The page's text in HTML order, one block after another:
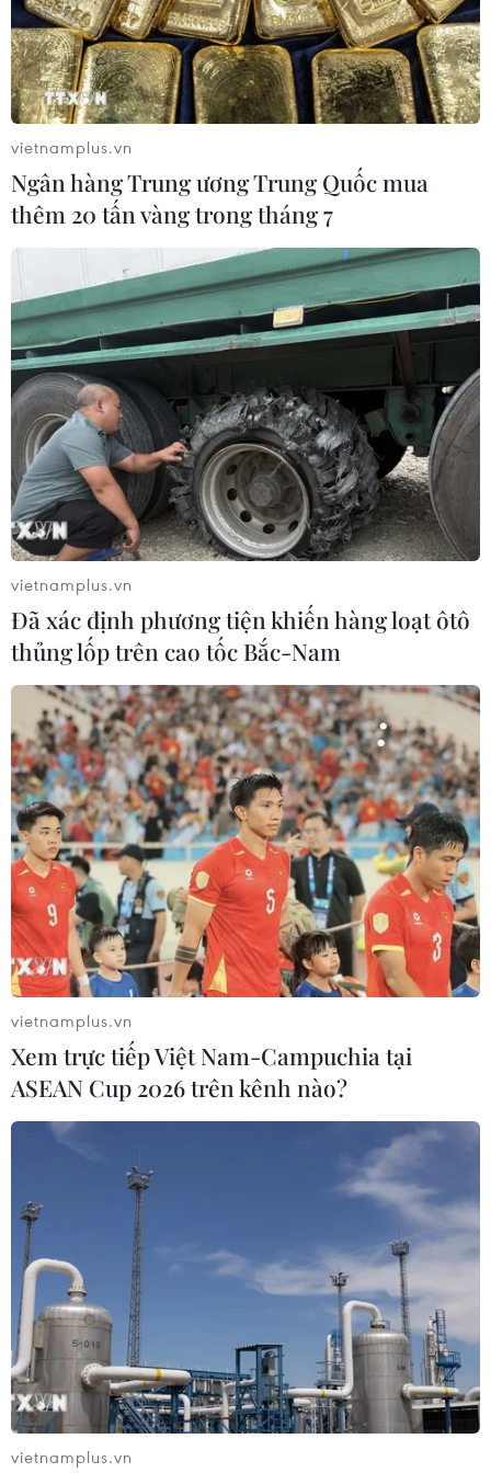
Lãnh đạo Mỹ-Hàn Quốc-Nhật Bản sẽ gặp
nhau bên lề hội nghị G7
14/05/2023 10:22
Tại cuộc gặp ba bên Mỹ-Hàn Quốc-Nhật Bản, các lãnh
đạo dự kiến thảo luận các biện pháp hợp tác chiến
lược trong ứng phó với mối đe dọa hạt nhân, khủng
hoảng năng lượng và các thách thức chung khác.
Lãnh đạo Mỹ, Nhật Bản dự kiến hội đàm
trước thềm hội nghị G7
15/05/2023 03:41
Tổng thống Biden và Thủ tướng Kishida dự kiến sẽ
khẳng định sự bền chặt của liên minh an ninh Mỹ-Nhật
Bản, thảo luận các vấn đề liên quan đến Ấn Độ Dương-
Thái Bình Dương.
vietnamplus.vn
Ngân hàng Trung ương Trung Quốc mua
thêm 20 tấn vàng trong tháng 7
vietnamplus.vn
Đã xác định phương tiện khiến hàng loạt ôtô
thủng lốp trên cao tốc Bắc-Nam
vietnamplus.vn
Xem trực tiếp Việt Nam-Campuchia tại
ASEAN Cup 2026 trên kênh nào?
vietnamplus.vn